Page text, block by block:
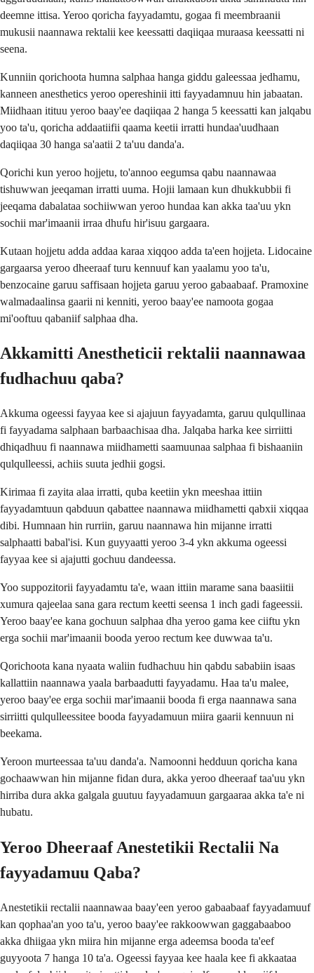
deemne ittisa. Yeroo qoricha fayyadamtu, gogaa fi meembraanii
mukusii naannawa rektalii kee keessatti daqiiqaa muraasa keessatti ni
seena.
Kunniin qorichoota humna salphaa hanga giddu galeessaa jedhamu,
kanneen anesthetics yeroo opereshinii itti fayyadamnuu hin jabaatan.
Miidhaan itituu yeroo baay'ee daqiiqaa 2 hanga 5 keessatti kan jalqabu
yoo ta'u, qoricha addaatiifii qaama keetii irratti hundaa'uudhaan
daqiiqaa 30 hanga sa'aatii 2 ta'uu danda'a.
Qorichi kun yeroo hojjetu, to'annoo eegumsa qabu naannawaa
tishuwwan jeeqaman irratti uuma. Hojii lamaan kun dhukkubbii fi
jeeqama dabalataa sochiiwwan yeroo hundaa kan akka taa'uu ykn
sochii mar'imaanii irraa dhufu hir'isuu gargaara.
Kutaan hojjetu adda addaa karaa xiqqoo adda ta'een hojjeta. Lidocaine
gargaarsa yeroo dheeraaf turu kennuuf kan yaalamu yoo ta'u,
benzocaine garuu saffisaan hojjeta garuu yeroo gabaabaaf. Pramoxine
walmadaalinsa gaarii ni kenniti, yeroo baay'ee namoota gogaa
mi'ooftuu qabaniif salphaa dha.
Akkamitti Anestheticii rektalii naannawaa
fudhachuu qaba?
Akkuma ogeessi fayyaa kee si ajajuun fayyadamta, garuu qulqullinaa
fi fayyadama salphaan barbaachisaa dha. Jalqaba harka kee sirriitti
dhiqadhuu fi naannawa miidhametti saamuunaa salphaa fi bishaaniin
qulqulleessi, achiis suuta jedhii gogsi.
Kirimaa fi zayita alaa irratti, quba keetiin ykn meeshaa ittiin
fayyadamtuun qabduun qabattee naannawa miidhametti qabxii xiqqaa
dibi. Humnaan hin rurriin, garuu naannawa hin mijanne irratti
salphaatti babal'isi. Kun guyyaatti yeroo 3-4 ykn akkuma ogeessi
fayyaa kee si ajajutti gochuu dandeessa.
Yoo suppozitorii fayyadamtu ta'e, waan ittiin marame sana baasiitii
xumura qajeelaa sana gara rectum keetti seensa 1 inch gadi fageessii.
Yeroo baay'ee kana gochuun salphaa dha yeroo gama kee ciiftu ykn
erga sochii mar'imaanii booda yeroo rectum kee duwwaa ta'u.
Qorichoota kana nyaata waliin fudhachuu hin qabdu sababiin isaas
kallattiin naannawa yaala barbaadutti fayyadamu. Haa ta'u malee,
yeroo baay'ee erga sochii mar'imaanii booda fi erga naannawa sana
sirriitti qulqulleessitee booda fayyadamuun miira gaarii kennuun ni
beekama.
Yeroon murteessaa ta'uu danda'a. Namoonni hedduun qoricha kana
gochaawwan hin mijanne fidan dura, akka yeroo dheeraaf taa'uu ykn
hirriba dura akka galgala guutuu fayyadamuun gargaaraa akka ta'e ni
hubatu.
Yeroo Dheeraaf Anestetikii Rectalii Na
fayyadamuu Qaba?
Anestetikii rectalii naannawaa baay'een yeroo gabaabaaf fayyadamuuf
kan qophaa'an yoo ta'u, yeroo baay'ee rakkoowwan gaggabaaboo
akka dhiigaa ykn miira hin mijanne erga adeemsa booda ta'eef
guyyoota 7 hanga 10 ta'a. Ogeessi fayyaa kee haala kee fi akkaataa